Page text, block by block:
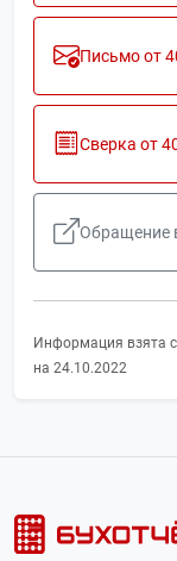
Письмо от
Сверка от
Обращение
Информация взята
на 24.10.2022